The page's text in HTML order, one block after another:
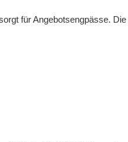
für Angebotsengpässe. Die